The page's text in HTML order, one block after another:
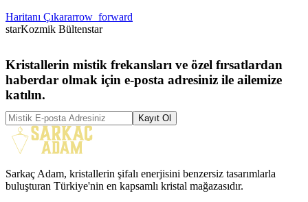
Haritanı Çıkararrow_forward
starKozmik Bültenstar
Kristallerin mistik frekansları ve özel fırsatlardan
haberdar olmak için e-posta adresiniz ile ailemize
katılın.
Kayıt Ol
Sarkaç Adam, kristallerin şifalı enerjisini benzersiz tasarımlarla
buluşturan Türkiye'nin en kapsamlı kristal mağazasıdır.